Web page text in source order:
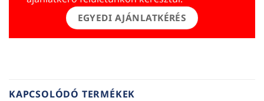
EGYEDI AJÁNLATKÉRÉS
KAPCSOLÓDÓ TERMÉKEK